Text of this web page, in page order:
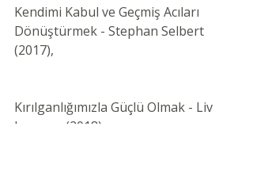
Kendimi Kabul ve Geçmiş Acıları
Dönüştürmek - Stephan Selbert
(2017),
Kırılganlığımızla Güçlü Olmak - Liv
Larsson (2018),